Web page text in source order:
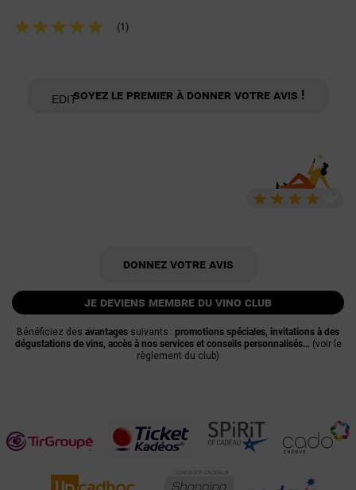
(1)
Soyez le premier à donner votre avis !
Donnez votre avis
je deviens membre du vino club
Bénéficiez des avantages suivants : promotions spéciales, invitations à des
dégustations de vins, accès à nos services et conseils personnalisés… (voir le
règlement du club)